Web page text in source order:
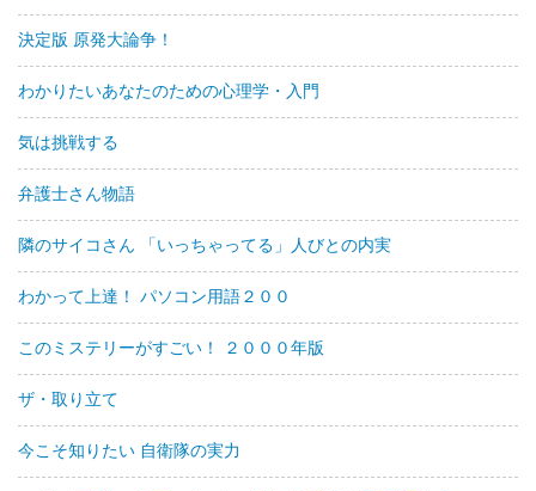
決定版 原発大論争！
わかりたいあなたのための心理学・入門
気は挑戦する
弁護士さん物語
隣のサイコさん 「いっちゃってる」人びとの内実
わかって上達！ パソコン用語２００
このミステリーがすごい！ ２０００年版
ザ・取り立て
今こそ知りたい 自衛隊の実力